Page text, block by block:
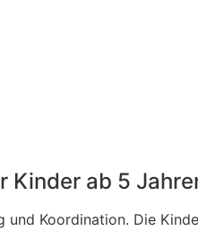
Kinder ab 5
Koordination. Die